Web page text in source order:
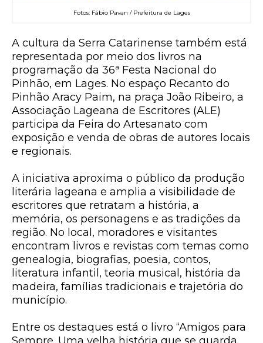
Fotos: Fábio Pavan / Prefeitura de Lages
A cultura da Serra Catarinense também está
representada por meio dos livros na
programação da 36ª Festa Nacional do
Pinhão, em Lages. No espaço Recanto do
Pinhão Aracy Paim, na praça João Ribeiro, a
Associação Lageana de Escritores (ALE)
participa da Feira do Artesanato com
exposição e venda de obras de autores locais
e regionais.
A iniciativa aproxima o público da produção
literária lageana e amplia a visibilidade de
escritores que retratam a história, a
memória, os personagens e as tradições da
região. No local, moradores e visitantes
encontram livros e revistas com temas como
genealogia, biografias, poesia, contos,
literatura infantil, teoria musical, história da
madeira, famílias tradicionais e trajetória do
município.
Entre os destaques está o livro “Amigos para